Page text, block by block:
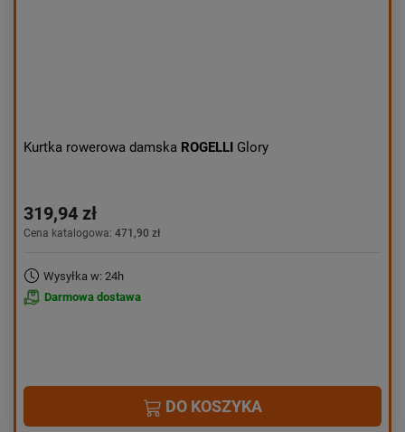
Kurtka rowerowa damska ROGELLI Glory
319,94 zł
Cena katalogowa: 471,90 zł
Wysyłka w: 24h
Darmowa dostawa
DO KOSZYKA